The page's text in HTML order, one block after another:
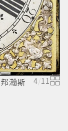
瀚斯
4/11